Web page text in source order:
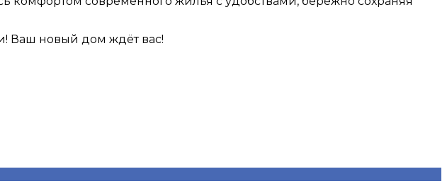
Ваш новый дом ждёт вас!